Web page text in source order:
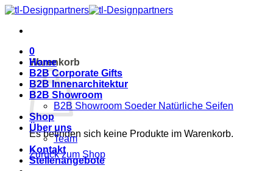
Zum
springen
0
Warenkorb
Es befinden sich keine Produkte im Warenkorb.
Zurück zum Shop
Home
B2B Corporate Gifts
B2B Innenarchitektur
B2B Showroom
B2B Showroom Soeder Natürliche Seifen
Shop
Über uns
Team
Kontakt
Stellenangebote